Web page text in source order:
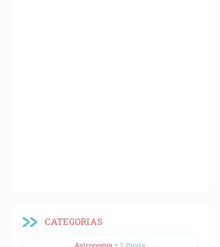
CATEGORIAS
Astronomia • 1 Posts